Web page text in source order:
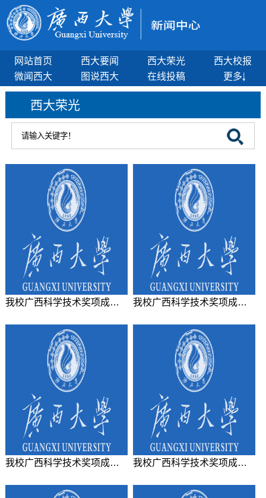
网站首页 西大要闻 西大荣光
西大校报
微闻西大
图说西大 在线投稿 更多
西大荣光
我校广西科学技术奖项成果系列展（五）广西青年科技杰出贡献奖 我校广西科学技术奖项成果系列展（四）变压器状态智能感知与自维护关键技术及应用
我校广西科学技术奖项成果系列展（三）新能源电力系统多元协同稳定控制与优化理论 我校广西科学技术奖项成果系列展（二）基于密度泛函理论的多金属资源清洁浮选技术